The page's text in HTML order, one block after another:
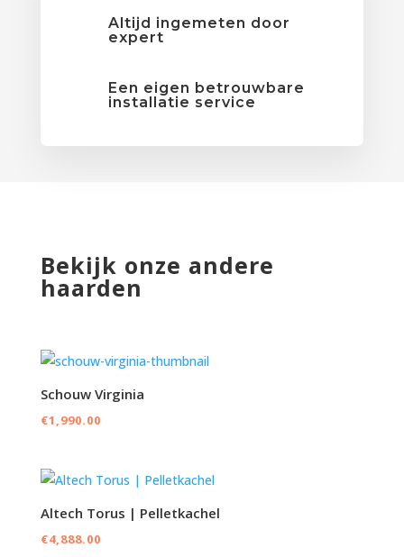
Altijd ingemeten door
expert
Een eigen betrouwbare
installatie service
Bekijk onze andere
haarden
Schouw Virginia
€1,990.00
Altech Torus | Pelletkachel
€4,888.00